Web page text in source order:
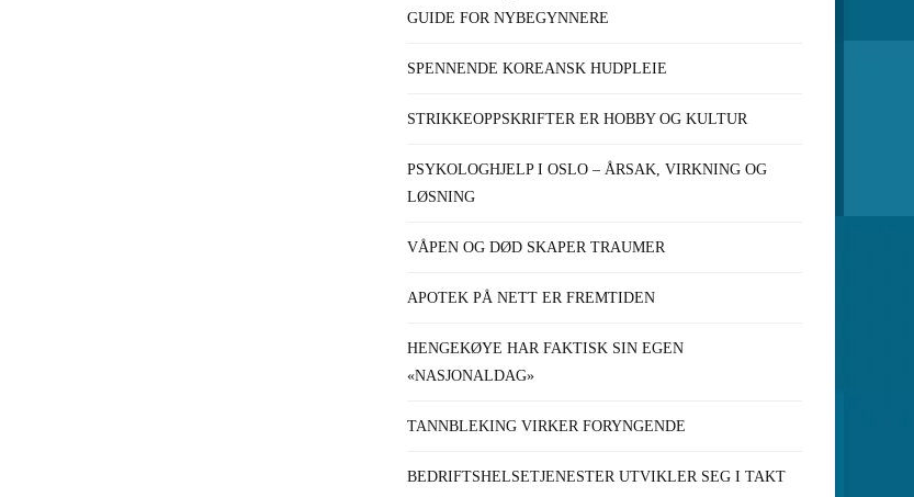
GUIDE FOR NYBEGYNNERE
SPENNENDE KOREANSK HUDPLEIE
STRIKKEOPPSKRIFTER ER HOBBY OG KULTUR
PSYKOLOGHJELP I OSLO – ÅRSAK, VIRKNING OG
LØSNING
VÅPEN OG DØD SKAPER TRAUMER
APOTEK PÅ NETT ER FREMTIDEN
HENGEKØYE HAR FAKTISK SIN EGEN
«NASJONALDAG»
TANNBLEKING VIRKER FORYNGENDE
BEDRIFTSHELSETJENESTER UTVIKLER SEG I TAKT